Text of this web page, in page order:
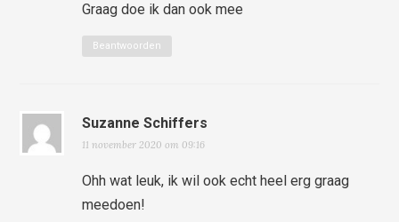
Graag doe ik dan ook mee
Beantwoorden
Suzanne Schiffers
11 november 2020 om 09:16
Ohh wat leuk, ik wil ook echt heel erg graag
meedoen!